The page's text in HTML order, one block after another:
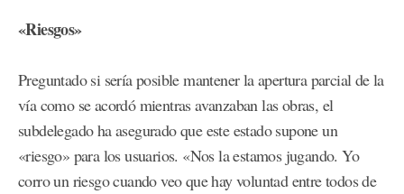
«Riesgos»
Preguntado si sería posible mantener la apertura parcial de la
vía como se acordó mientras avanzaban las obras, el
subdelegado ha asegurado que este estado supone un
«riesgo» para los usuarios. «Nos la estamos jugando. Yo
corro un riesgo cuando veo que hay voluntad entre todos de